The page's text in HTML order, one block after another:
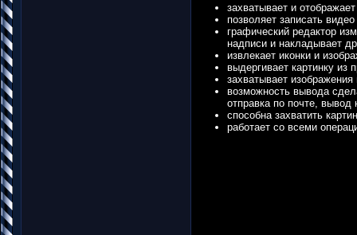
захватывает и
позволяет записать
графический редактор
надписи и накладывает
извлекает иконки и
выдергивает картинку
захватывает
возможность вывода
отправка по почте, вывод
способна захватить
работает со всеми